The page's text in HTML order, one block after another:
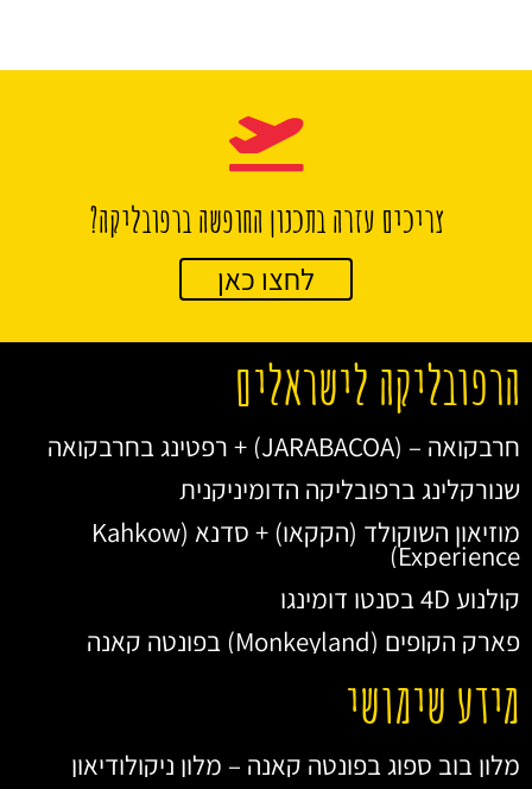
צריכים עזרה בתכנון החופשה ברפובליקה?
לחצו כאן
הרפובליקה לישראלים
חרבקואה – (JARABACOA) + רפטינג בחרבקואה
שנורקלינג ברפובליקה הדומיניקנית
מוזיאון השוקולד (הקקאו) + סדנא (Kahkow
Experience)
קולנוע 4D בסנטו דומינגו
פארק הקופים (Monkeyland) בפונטה קאנה
מידע שימושי
מלון בוב ספוג בפונטה קאנה – מלון ניקולודיאון